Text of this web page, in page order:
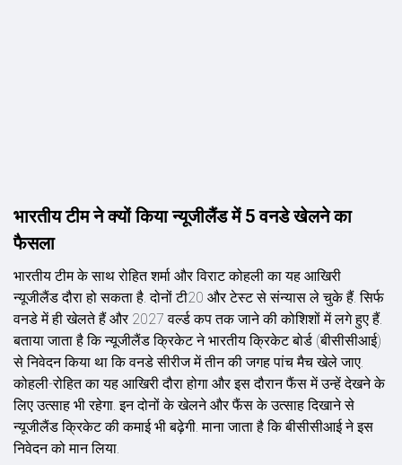
भारतीय टीम ने क्यों किया न्यूजीलैंड में 5 वनडे खेलने का
फैसला
भारतीय टीम के साथ रोहित शर्मा और विराट कोहली का यह आखिरी
न्यूजीलैंड दौरा हो सकता है. दोनों टी20 और टेस्ट से संन्यास ले चुके हैं. सिर्फ
वनडे में ही खेलते हैं और 2027 वर्ल्ड कप तक जाने की कोशिशों में लगे हुए हैं.
बताया जाता है कि न्यूजीलैंड क्रिकेट ने भारतीय क्रिकेट बोर्ड (बीसीसीआई)
से निवेदन किया था कि वनडे सीरीज में तीन की जगह पांच मैच खेले जाए.
कोहली-रोहित का यह आखिरी दौरा होगा और इस दौरान फैंस में उन्हें देखने के
लिए उत्साह भी रहेगा. इन दोनों के खेलने और फैंस के उत्साह दिखाने से
न्यूजीलैंड क्रिकेट की कमाई भी बढ़ेगी. माना जाता है कि बीसीसीआई ने इस
निवेदन को मान लिया.